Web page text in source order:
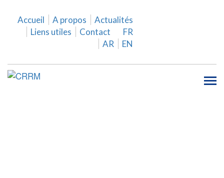
Accueil A propos
Actualités
Liens utiles
Contact
FR
AR
EN